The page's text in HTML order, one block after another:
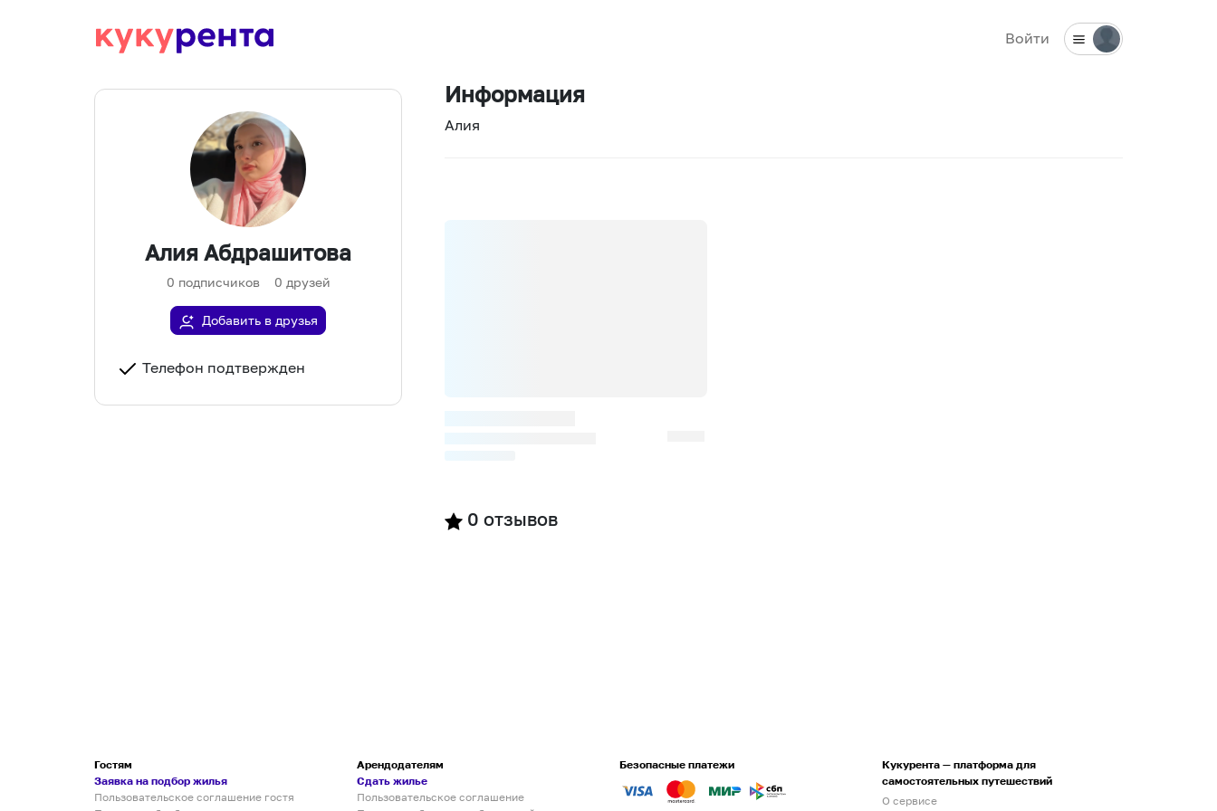
Войти
Алия Абдрашитова
0 подписчиков 0 друзей
Добавить в друзья
Телефон подтвержден
Информация
Алия
0 отзывов
Гостям
Заявка на подбор жилья
Пользовательское соглашение гостя
Арендодателям
Сдать жилье
Пользовательское соглашение
Безопасные платежи
Кукурента — платформа для
самостоятельных путешествий
О сервисе